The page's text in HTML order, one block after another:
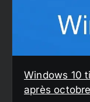
Windows 10
après